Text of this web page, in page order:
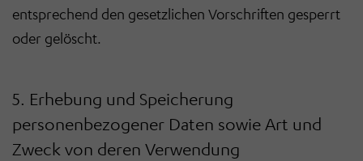
entsprechend den gesetzlichen Vorschriften gesperrt
oder gelöscht.
5. Erhebung und Speicherung
personenbezogener Daten sowie Art und
Zweck von deren Verwendung